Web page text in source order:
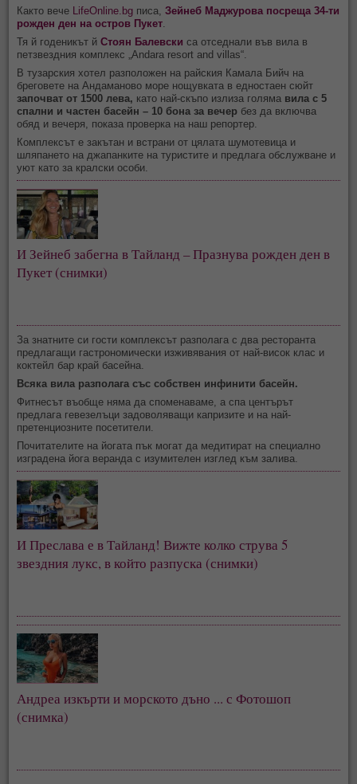
Както вече LifeOnline.bg писа,Зейнеб Маджурова посреща 34-ти
рожден ден на остров Пукет.
Тя й годеникът йСтоян Балевски са отседнали във вила в
петзвездния комплекс „Andara resort and villas“.
В тузарския хотел разположен на райския Камала Бийч на
бреговете на Андаманово море нощувката в едностаен сюйт
започват от 1500 лева, като най-скъпо излиза голяма вила с 5
спални и частен басейн – 10 бона за вечер без да включва
обяд и вечеря, показа проверка на наш репортер.
Комплексът е закътан и встрани от цялата шумотевица и
шляпането на джапанките на туристите и предлага обслужване и
уют като за кралски особи.
И Зейнеб забегна в Тайланд – Празнува рожден ден в
Пукет (снимки)
За знатните си гости комплексът разполага с два ресторанта
предлагащи гастрономически изживявания от най-висок клас и
коктейл бар край басейна.
Всяка вила разполага със собствен инфинити басейн.
Фитнесът въобще няма да споменаваме, а спа центърът
предлага гевезелъци задоволяващи капризите и на най-
претенциозните посетители.
Почитателите на йогата пък могат да медитират на специално
изградена йога веранда с изумителен изглед към залива.
И Преслава е в Тайланд! Вижте колко струва 5
звездния лукс, в който разпуска (снимки)
Андреа изкърти и морското дъно ... с Фотошоп
(снимка)